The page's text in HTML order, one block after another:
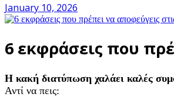
January 10, 2026
6 εκφράσεις που
Η κακή διατύπωση χαλάει καλές
Αντί να πεις: